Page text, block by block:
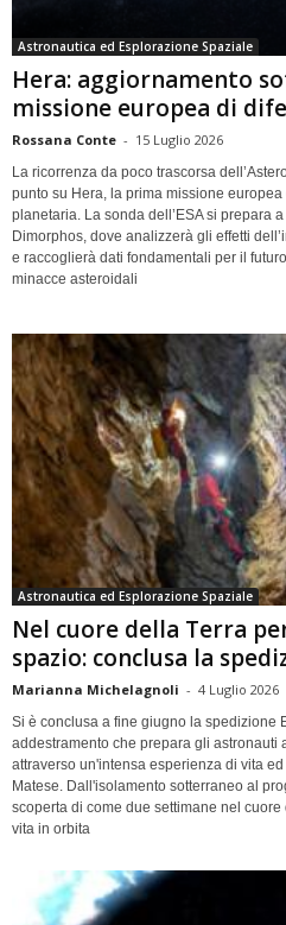
Astronautica ed Esplorazione Spaziale
Hera: aggiornamento
missione europea di
Rossana Conte - 15 Luglio 2026
La ricorrenza da poco trascorsa
punto su Hera, la prima missione
planetaria. La sonda dell’ESA si prepara
Dimorphos, dove analizzerà gli effetti
e raccoglierà dati fondamentali per il
minacce asteroidali
Astronautica ed Esplorazione Spaziale
Nel cuore della Terra
spazio: conclusa la
Marianna Michelagnoli - 4 Luglio 2026
Si è conclusa a fine giugno la spedizione
addestramento che prepara gli astronauti
attraverso un'intensa esperienza di vita
Matese. Dall'isolamento sotterraneo al
scoperta di come due settimane nel
vita in orbita